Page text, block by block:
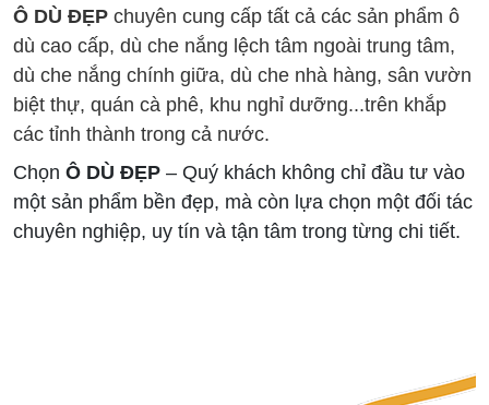
Ô DÙ ĐẸP chuyên cung cấp tất cả các sản phẩm ô
dù cao cấp, dù che nắng lệch tâm ngoài trung tâm,
dù che nắng chính giữa, dù che nhà hàng, sân vườn
biệt thự, quán cà phê, khu nghỉ dưỡng...trên khắp
các tỉnh thành trong cả nước.
Chọn Ô DÙ ĐẸP – Quý khách không chỉ đầu tư vào
một sản phẩm bền đẹp, mà còn lựa chọn một đối tác
chuyên nghiệp, uy tín và tận tâm trong từng chi tiết.